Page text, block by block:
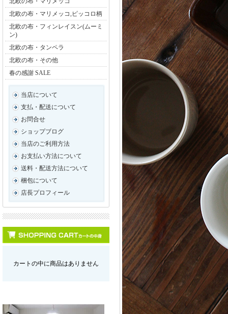
北欧の布・マリメッコ,ピッコロ柄
北欧の布・フィンレイスン(ムーミ
ン)
北欧の布・タンペラ
北欧の布・その他
春の感謝 SALE
当店について
支払・配送について
お問合せ
ショップブログ
当店のご利用方法
お支払い方法について
送料・配送方法について
梱包について
店長プロフィール
カートの中に商品はありません